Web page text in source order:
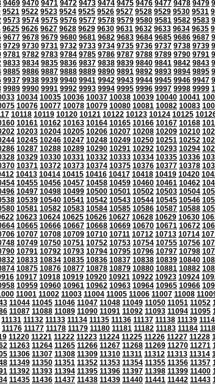
9469 9470 9471 9472 9473 9474 9475 9476 9477 9478 9479
9521 9522 9523 9524 9525 9526 9527 9528 9529 9530 9531
9573 9574 9575 9576 9577 9578 9579 9580 9581 9582 9583
9625 9626 9627 9628 9629 9630 9631 9632 9633 9634 9635
9677 9678 9679 9680 9681 9682 9683 9684 9685 9686 9687
9729 9730 9731 9732 9733 9734 9735 9736 9737 9738 9739
9781 9782 9783 9784 9785 9786 9787 9788 9789 9790 9791
9833 9834 9835 9836 9837 9838 9839 9840 9841 9842 9843
9885 9886 9887 9888 9889 9890 9891 9892 9893 9894 9895
9937 9938 9939 9940 9941 9942 9943 9944 9945 9946 9947
9989 9990 9991 9992 9993 9994 9995 9996 9997 9998 9999
10034 10035 10036 10037 10038 10039 10040 10041
10076 10077 10078 10079 10080 10081 10082 10083
10118 10119 10120 10121 10122 10123 10124 10125
10161 10162 10163 10164 10165 10166 10167 10168
10203 10204 10205 10206 10207 10208 10209 10210
10245 10246 10247 10248 10249 10250 10251 10252
10287 10288 10289 10290 10291 10292 10293 10294
10329 10330 10331 10332 10333 10334 10335 10336
10371 10372 10373 10374 10375 10376 10377 10378
10413 10414 10415 10416 10417 10418 10419 10420
10455 10456 10457 10458 10459 10460 10461 10462
10497 10498 10499 10500 10501 10502 10503 10504
10539 10540 10541 10542 10543 10544 10545 10546
10581 10582 10583 10584 10585 10586 10587 10588
10623 10624 10625 10626 10627 10628 10629 10630
10665 10666 10667 10668 10669 10670 10671 10672
10707 10708 10709 10710 10711 10712 10713 10714
10749 10750 10751 10752 10753 10754 10755 10756
10791 10792 10793 10794 10795 10796 10797 10798
10833 10834 10835 10836 10837 10838 10839 10840
10875 10876 10877 10878 10879 10880 10881 10882
10917 10918 10919 10920 10921 10922 10923 10924
10959 10960 10961 10962 10963 10964 10965 10966
11001 11002 11003 11004 11005 11006 11007 11008
11044 11045 11046 11047 11048 11049 11050 11051 11052
11087 11088 11089 11090 11091 11092 11093 11094 11095
11131 11132 11133 11134 11135 11136 11137 11138 11139
11176 11177 11178 11179 11180 11181 11182 11183 11184
11220 11221 11222 11223 11224 11225 11226 11227 11228
11263 11264 11265 11266 11267 11268 11269 11270 11271
11306 11307 11308 11309 11310 11311 11312 11313 11314
11349 11350 11351 11352 11353 11354 11355 11356 11357
11392 11393 11394 11395 11396 11397 11398 11399 11400
11435 11436 11437 11438 11439 11440 11441 11442 11443